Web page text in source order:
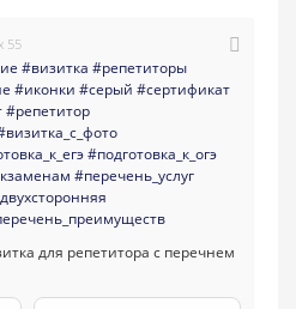
55
#визитка #репетиторы
#иконки #серый #сертификат
#репетитор
#подготовка_к_огэ
#перечень_услуг